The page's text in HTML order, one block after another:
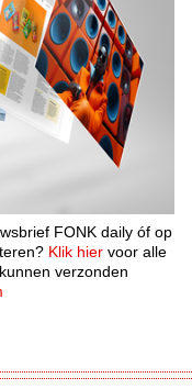
FONK daily óf op
Klik hier voor alle
verzonden